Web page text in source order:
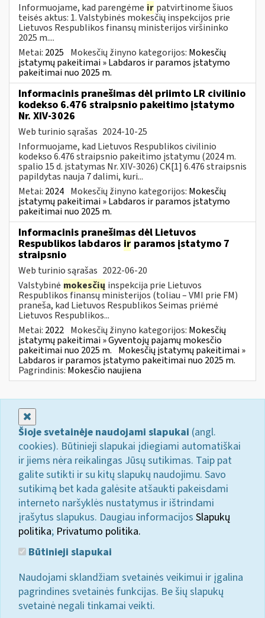
Informuojame, kad parengėme ir patvirtinome šiuos
teisės aktus: 1. Valstybinės mokesčių inspekcijos prie
Lietuvos Respublikos finansų ministerijos viršininko
2025 m....
Metai: 2025 Mokesčių žinyno kategorijos: Mokesčių
įstatymų pakeitimai » Labdaros ir paramos įstatymo
pakeitimai nuo 2025 m.
Informacinis pranešimas dėl priimto LR civilinio
kodekso 6.476 straipsnio pakeitimo įstatymo
Nr. XIV-3026
Web turinio sąrašas 2024-10-25
Informuojame, kad Lietuvos Respublikos civilinio
kodekso 6.476 straipsnio pakeitimo įstatymu (2024 m.
spalio 15 d. įstatymas Nr. XIV-3026) CK[1] 6.476 straipsnis
papildytas nauja 7 dalimi, kuri...
Metai: 2024 Mokesčių žinyno kategorijos: Mokesčių
įstatymų pakeitimai » Labdaros ir paramos įstatymo
pakeitimai nuo 2025 m.
Informacinis pranešimas dėl Lietuvos
Respublikos labdaros ir paramos įstatymo 7
straipsnio
Web turinio sąrašas 2022-06-20
Valstybinė mokesčių inspekcija prie Lietuvos
Respublikos finansų ministerijos (toliau – VMI prie FM)
praneša, kad Lietuvos Respublikos Seimas priėmė
Lietuvos Respublikos...
Metai: 2022 Mokesčių žinyno kategorijos: Mokesčių
įstatymų pakeitimai » Gyventojų pajamų mokesčio
pakeitimai nuo 2025 m. Mokesčių įstatymų pakeitimai »
Labdaros ir paramos įstatymo pakeitimai nuo 2025 m.
Pagrindinis: Mokesčio naujiena
Šioje svetainėje naudojami slapukai (angl.
cookies). Būtinieji slapukai įdiegiami automatiškai
ir jiems nėra reikalingas Jūsų sutikimas. Taip pat
galite sutikti ir su kitų slapukų naudojimu. Savo
sutikimą bet kada galėsite atšaukti pakeisdami
interneto naršyklės nustatymus ir ištrindami
įrašytus slapukus. Daugiau informacijos Slapukų
politika; Privatumo politika.
Būtinieji slapukai
Naudojami sklandžiam svetainės veikimui ir įgalina
pagrindines svetainės funkcijas. Be šių slapukų
svetainė negali tinkamai veikti.